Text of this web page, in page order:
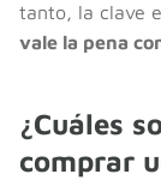
tanto, la clave
vale la pena
¿Cuáles
comprar